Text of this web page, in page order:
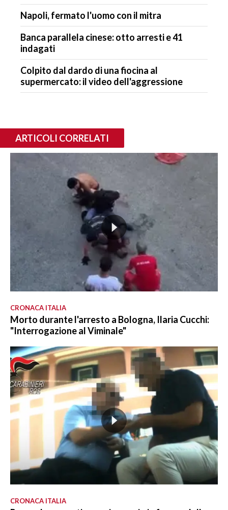
Napoli, fermato l'uomo con il mitra
Banca parallela cinese: otto arresti e 41
indagati
Colpito dal dardo di una fiocina al
supermercato: il video dell'aggressione
ARTICOLI CORRELATI
CRONACA ITALIA
Morto durante l'arresto a Bologna, Ilaria Cucchi:
"Interrogazione al Viminale"
CRONACA ITALIA